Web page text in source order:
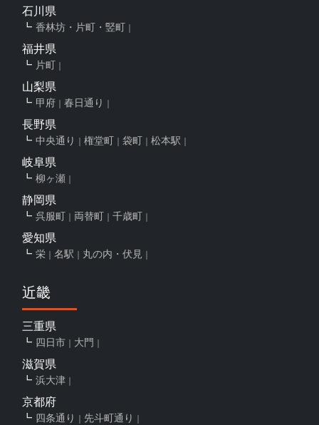
石川県
香林坊・片町・竪町
福井県
片町
山梨県
甲府 春日通り
長野県
中央通り 権堂町 袋町 松本駅
岐阜県
柳ヶ瀬
静岡県
呉服町 両替町 千歳町
愛知県
栄 名駅 丸の内・伏見
近畿
三重県
四日市 大門
滋賀県
浜大津
京都府
四条通り 先斗町通り